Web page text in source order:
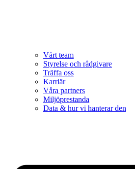
Vårt team
Styrelse och rådgivare
Träffa oss
Karriär
Våra partners
Miljöprestanda
Data & hur vi hanterar den